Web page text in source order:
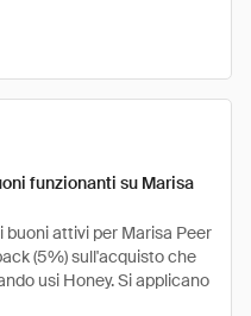
funzionanti su Marisa
attivi per Marisa Peer
(5%) sull'acquisto che
usi Honey. Si applicano